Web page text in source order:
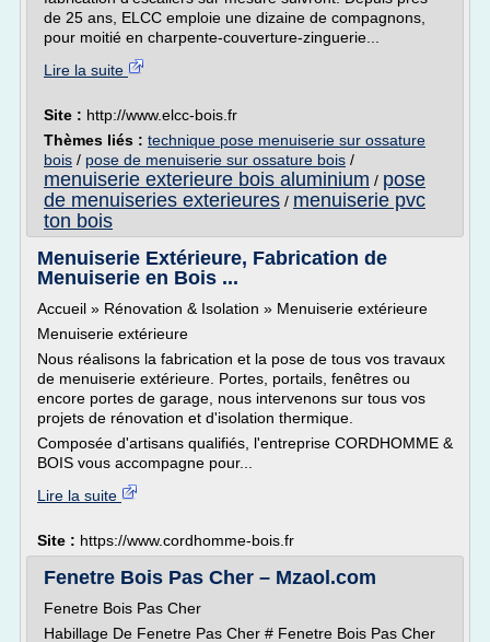
de 25 ans, ELCC emploie une dizaine de compagnons,
pour moitié en charpente-couverture-zinguerie...
Lire la suite
Site : http://www.elcc-bois.fr
Thèmes liés : technique pose menuiserie sur ossature
bois / pose de menuiserie sur ossature bois /
menuiserie exterieure bois aluminium / pose
de menuiseries exterieures / menuiserie pvc
ton bois
Menuiserie Extérieure, Fabrication de
Menuiserie en Bois ...
Accueil » Rénovation & Isolation » Menuiserie extérieure
Menuiserie extérieure
Nous réalisons la fabrication et la pose de tous vos travaux
de menuiserie extérieure. Portes, portails, fenêtres ou
encore portes de garage, nous intervenons sur tous vos
projets de rénovation et d'isolation thermique.
Composée d'artisans qualifiés, l'entreprise CORDHOMME &
BOIS vous accompagne pour...
Lire la suite
Site : https://www.cordhomme-bois.fr
Fenetre Bois Pas Cher – Mzaol.com
Fenetre Bois Pas Cher
Habillage De Fenetre Pas Cher # Fenetre Bois Pas Cher